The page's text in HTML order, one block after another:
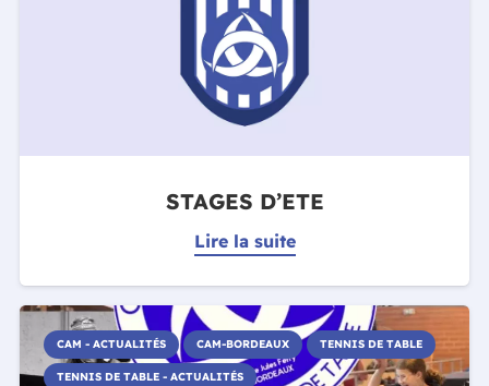
STAGES D’ETE
Lire la suite
CAM - ACTUALITÉS CAM-BORDEAUX TENNIS DE TABLE
TENNIS DE TABLE - ACTUALITÉS